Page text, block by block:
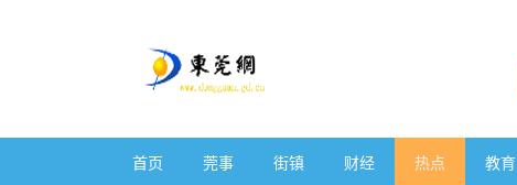
首页 莞事 街镇 财经 热点 教育